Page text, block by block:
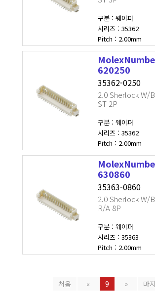
구분 : 웨이퍼
시리즈 : 35362
Pitch : 2.00mm
620250
35362-0250
2.0 Sherlock W/
ST 2P
구분 : 웨이퍼
시리즈 : 35362
Pitch : 2.00mm
630860
35363-0860
2.0 Sherlock W/
R/A 8P
구분 : 웨이퍼
시리즈 : 35363
Pitch : 2.00mm
처음 « 9 » 마